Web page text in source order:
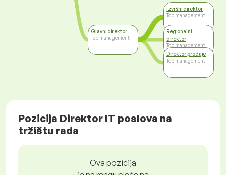
Glavni direktor
Top management
Izvršni direktor
Top management
Regionalni
direktor
Top management
Direktor prodaje
Top management
Pozicija Direktor IT poslova na
tržištu rada
Ova pozicija